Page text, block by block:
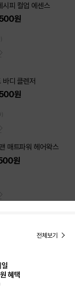
~50
시피 컬업 에센스
원
바디 클렌저
원
매트파워 헤어왁스
원
전체보기
혜택